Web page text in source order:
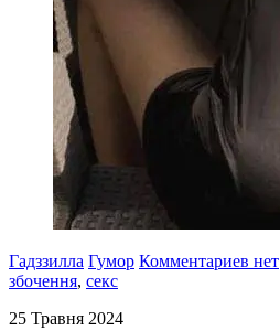
Гадззилла Гумор Комментариев нет
збочення, секс
25 Травня 2024